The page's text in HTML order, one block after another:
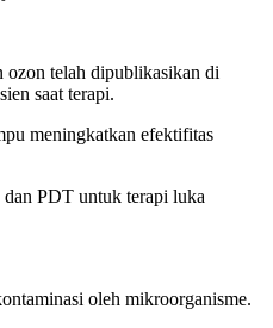
ozon telah dipublikasikan di
saat terapi.
meningkatkan efektifitas
PDT untuk terapi luka
oleh mikroorganisme.